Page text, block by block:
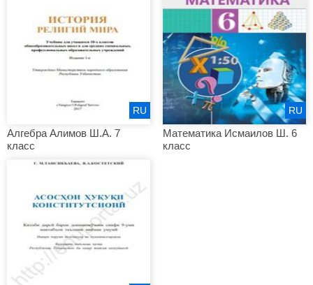
Алгебра Алимов Ш.А. 7
класс
RU
Математика Исмаилов Ш. 6
класс
RU